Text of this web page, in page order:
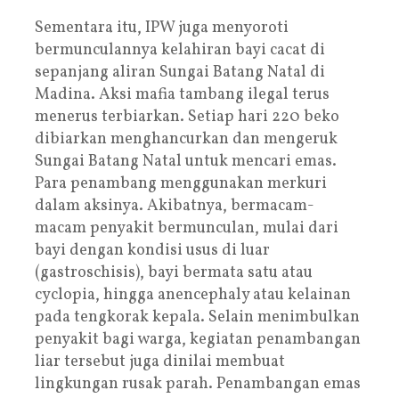
Sementara itu, IPW juga menyoroti
bermunculannya kelahiran bayi cacat di
sepanjang aliran Sungai Batang Natal di
Madina. Aksi mafia tambang ilegal terus
menerus terbiarkan. Setiap hari 220 beko
dibiarkan menghancurkan dan mengeruk
Sungai Batang Natal untuk mencari emas.
Para penambang menggunakan merkuri
dalam aksinya. Akibatnya, bermacam-
macam penyakit bermunculan, mulai dari
bayi dengan kondisi usus di luar
(gastroschisis), bayi bermata satu atau
cyclopia, hingga anencephaly atau kelainan
pada tengkorak kepala. Selain menimbulkan
penyakit bagi warga, kegiatan penambangan
liar tersebut juga dinilai membuat
lingkungan rusak parah. Penambangan emas